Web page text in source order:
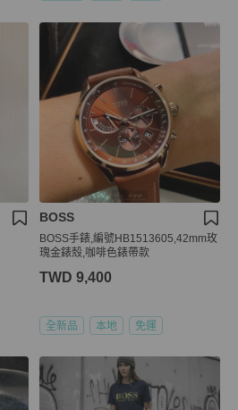
BOSS
BOSS手錶,編號HB1513605,42mm玫
瑰金錶殼,咖啡色錶帶款
TWD 9,400
全新品 本地 免運